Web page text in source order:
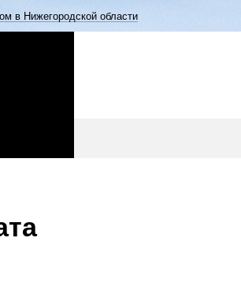
в Нижегородской области